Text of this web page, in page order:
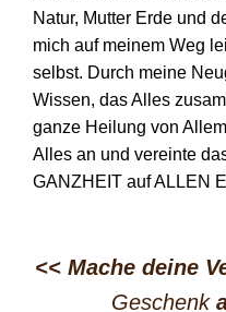
Natur, Mutter Erde und
mich auf meinem Weg
selbst. Durch meine
Wissen, das Alles
ganze Heilung von
Alles an und vereinte
GANZHEIT auf ALLEN
<< Mache deine
Geschenk